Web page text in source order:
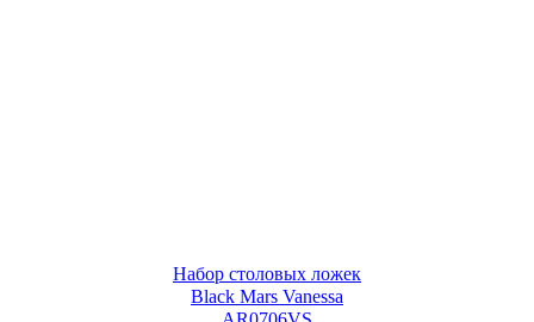
Набор столовых ложек
Black Mars Vanessa